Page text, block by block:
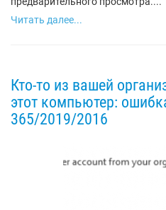
Читать далее...
Кто-то из вашей
этот компьютер:
365/2019/2016